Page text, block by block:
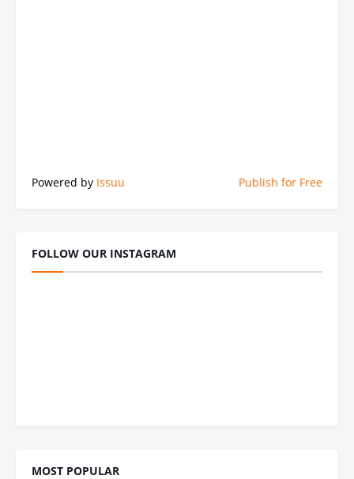
Powered by Issuu Publish for Free
FOLLOW OUR INSTAGRAM
MOST POPULAR